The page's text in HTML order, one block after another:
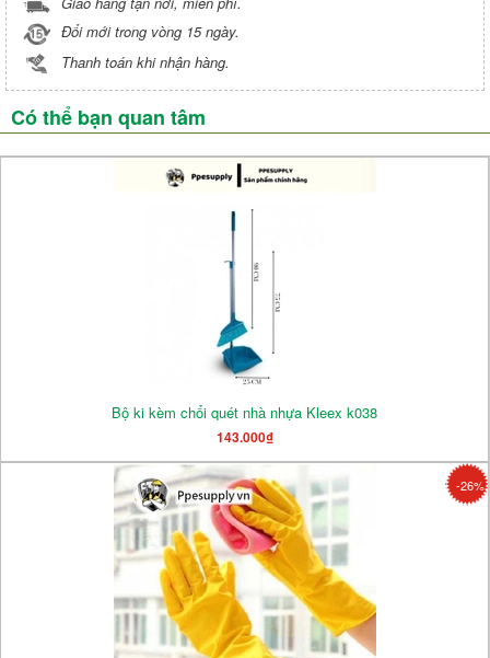
Đổi mới trong vòng 15 ngày.
Thanh toán khi nhận hàng.
Có thể bạn quan tâm
Bộ ki kèm chổi quét nhà nhựa Kleex k038
143.000₫
-26%